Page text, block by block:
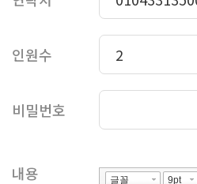
인원수
비밀번호
내용